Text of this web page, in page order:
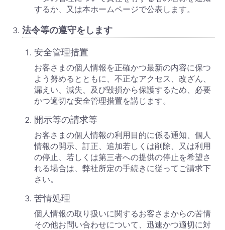
するか、又は本ホームページで公表します。
法令等の遵守をします
安全管理措置
お客さまの個人情報を正確かつ最新の内容に保つ
よう努めるとともに、不正なアクセス、改ざん、
漏えい、減失、及び毀損から保護するため、必要
かつ適切な安全管理措置を講じます。
開示等の請求等
お客さまの個人情報の利用目的に係る通知、個人
情報の開示、訂正、追加若しくは削除、又は利用
の停止、若しくは第三者への提供の停止を希望さ
れる場合は、弊社所定の手続きに従ってご請求下
さい。
苦情処理
個人情報の取り扱いに関するお客さまからの苦情
その他お問い合わせについて、迅速かつ適切に対